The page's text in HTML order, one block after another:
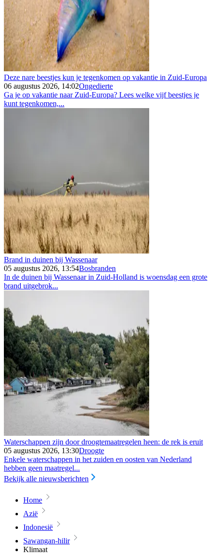
Deze nare beestjes kun je tegenkomen op vakantie in Zuid-Europa
06 augustus 2026, 14:02Ongedierte
Ga je op vakantie naar Zuid-Europa? Lees welke vijf beestjes je
kunt tegenkomen,...
Brand in duinen bij Wassenaar
05 augustus 2026, 13:54Bosbranden
In de duinen bij Wassenaar in Zuid-Holland is woensdag een grote
brand uitgebrok...
Waterschappen zijn door droogtemaatregelen heen: de rek is eruit
05 augustus 2026, 13:30Droogte
Enkele waterschappen in het zuiden en oosten van Nederland
hebben geen maatregel...
Bekijk alle nieuwsberichten
Home
Azië
Indonesië
Sawangan-hilir
Klimaat